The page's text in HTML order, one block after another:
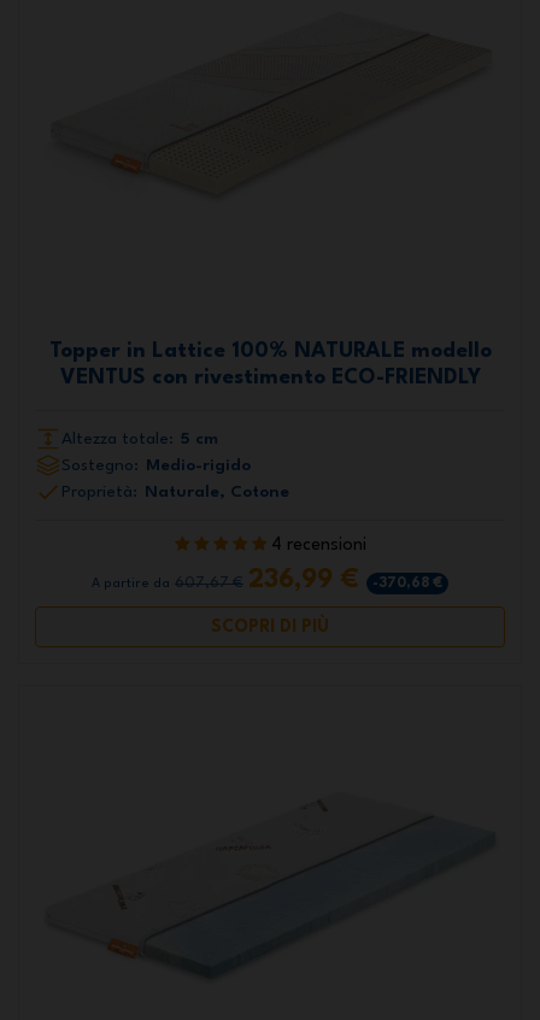
Topper in Lattice 100% NATURALE modello
VENTUS con rivestimento ECO-FRIENDLY
Altezza totale: 5 cm
Sostegno:
Medio-rigido
Proprietà:
Naturale, Cotone
4 recensioni
A partire da 607,67 € 236,99 € -370,68 €
SCOPRI DI PIÙ